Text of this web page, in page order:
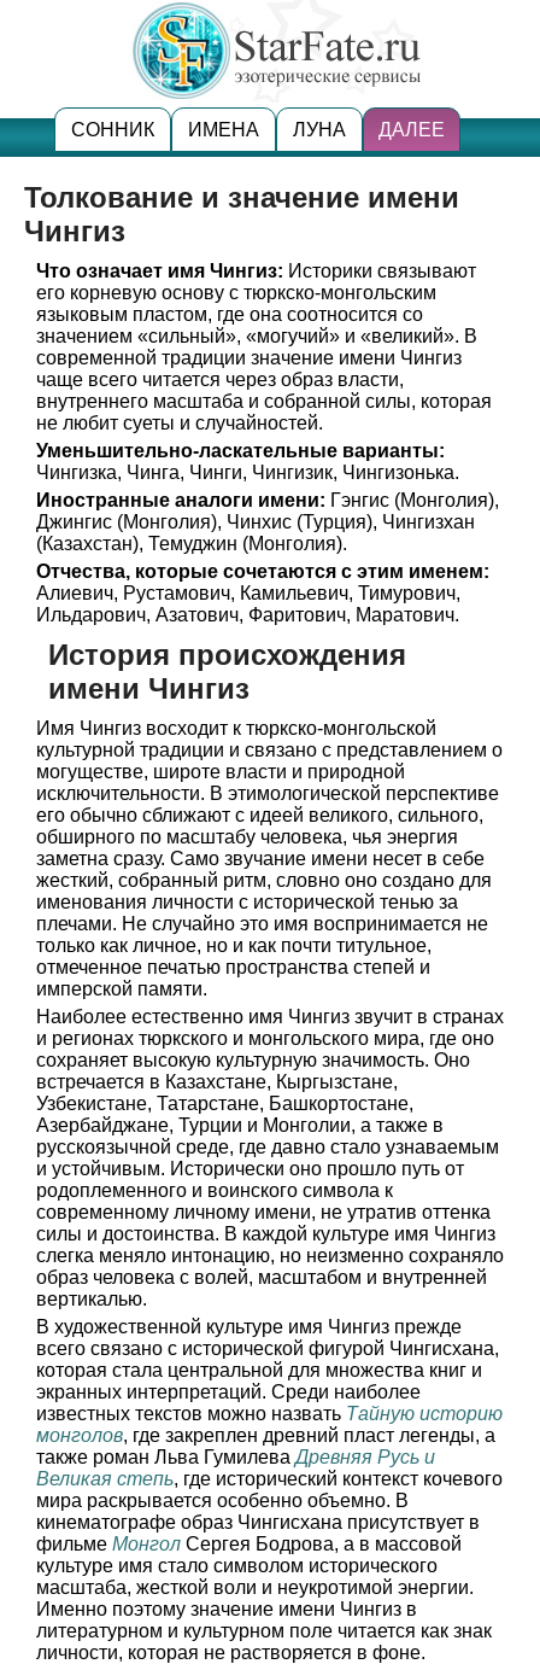
СОННИК ИМЕНА ЛУНА ДАЛЕЕ
Толкование и значение имени
Чингиз
Что означает имя Чингиз: Историки связывают
его корневую основу с тюркско-монгольским
языковым пластом, где она соотносится со
значением «сильный», «могучий» и «великий». В
современной традиции значение имени Чингиз
чаще всего читается через образ власти,
внутреннего масштаба и собранной силы, которая
не любит суеты и случайностей.
Уменьшительно-ласкательные варианты:
Чингизка, Чинга, Чинги, Чингизик, Чингизонька.
Иностранные аналоги имени: Гэнгис (Монголия),
Джингис (Монголия), Чинхис (Турция), Чингизхан
(Казахстан), Темуджин (Монголия).
Отчества, которые сочетаются с этим именем:
Алиевич, Рустамович, Камильевич, Тимурович,
Ильдарович, Азатович, Фаритович, Маратович.
История происхождения
имени Чингиз
Имя Чингиз восходит к тюркско-монгольской
культурной традиции и связано с представлением о
могуществе, широте власти и природной
исключительности. В этимологической перспективе
его обычно сближают с идеей великого, сильного,
обширного по масштабу человека, чья энергия
заметна сразу. Само звучание имени несет в себе
жесткий, собранный ритм, словно оно создано для
именования личности с исторической тенью за
плечами. Не случайно это имя воспринимается не
только как личное, но и как почти титульное,
отмеченное печатью пространства степей и
имперской памяти.
Наиболее естественно имя Чингиз звучит в странах
и регионах тюркского и монгольского мира, где оно
сохраняет высокую культурную значимость. Оно
встречается в Казахстане, Кыргызстане,
Узбекистане, Татарстане, Башкортостане,
Азербайджане, Турции и Монголии, а также в
русскоязычной среде, где давно стало узнаваемым
и устойчивым. Исторически оно прошло путь от
родоплеменного и воинского символа к
современному личному имени, не утратив оттенка
силы и достоинства. В каждой культуре имя Чингиз
слегка меняло интонацию, но неизменно сохраняло
образ человека с волей, масштабом и внутренней
вертикалью.
В художественной культуре имя Чингиз прежде
всего связано с исторической фигурой Чингисхана,
которая стала центральной для множества книг и
экранных интерпретаций. Среди наиболее
известных текстов можно назвать Тайную историю
монголов, где закреплен древний пласт легенды, а
также роман Льва ГумилеваДревняя Русь и
Великая степь, где исторический контекст кочевого
мира раскрывается особенно объемно. В
кинематографе образ Чингисхана присутствует в
фильме Монгол Сергея Бодрова, а в массовой
культуре имя стало символом исторического
масштаба, жесткой воли и неукротимой энергии.
Именно поэтому значение имени Чингиз в
литературном и культурном поле читается как знак
личности, которая не растворяется в фоне.